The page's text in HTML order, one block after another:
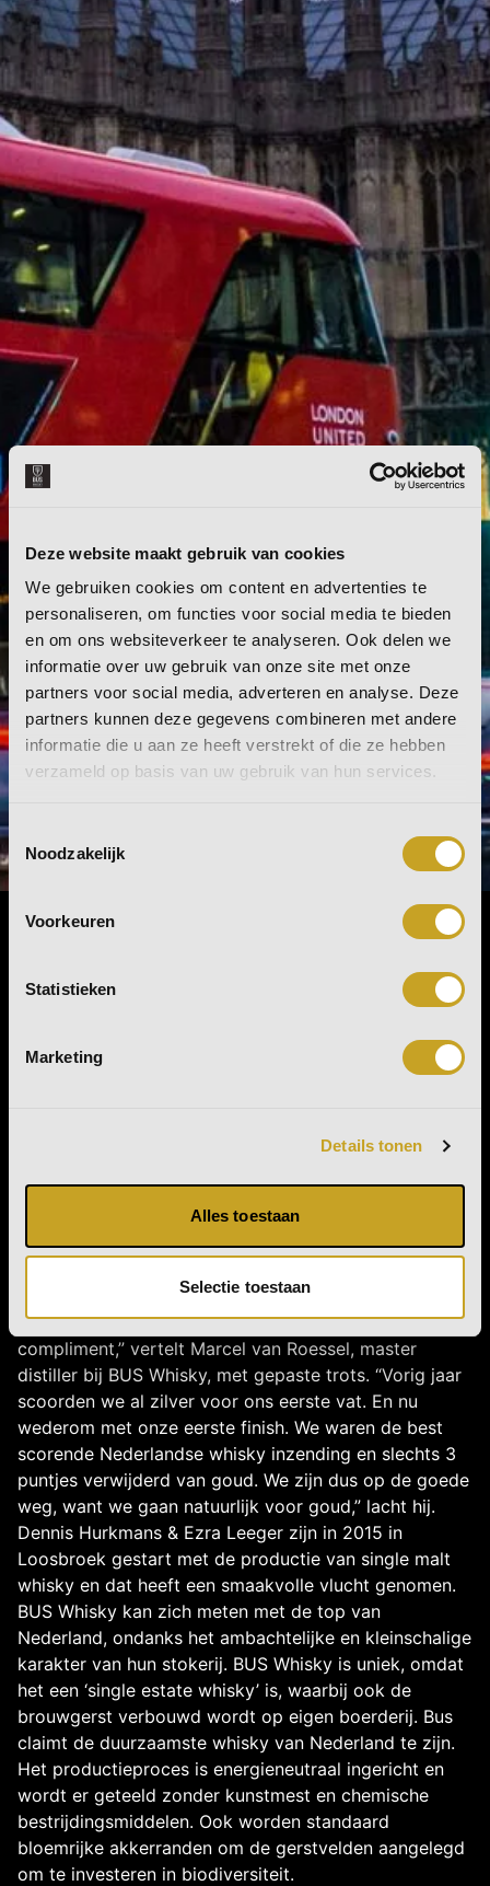
Deze website maakt gebruik van cookies
We gebruiken cookies om content en advertenties te
personaliseren, om functies voor social media te bieden
en om ons websiteverkeer te analyseren. Ook delen we
informatie over uw gebruik van onze site met onze
partners voor social media, adverteren en analyse. Deze
partners kunnen deze gegevens combineren met andere
informatie die u aan ze heeft verstrekt of die ze hebben
verzameld op basis van uw gebruik van hun services.
Toestemmingsselectie
Noodzakelijk
Voorkeuren
Statistieken
Marketing
Details tonen
Alles toestaan
Selectie toestaan
Zilver in Londen
London Spirits Competition.
Ook de nieuwste whiskyvariant uit de stal van BUS
Whisky – de PX Octave finish- blijkt internationaal
gingen de Brabantse whiskystokers in Londen met een
zilveren medaille naar huis. “Het is een geweldig
compliment,” vertelt Marcel van Roessel, master
distiller bij BUS Whisky, met gepaste trots. “Vorig jaar
scoorden we al zilver voor ons eerste vat. En nu
wederom met onze eerste finish. We waren de best
scorende Nederlandse whisky inzending en slechts 3
puntjes verwijderd van goud. We zijn dus op de goede
weg, want we gaan natuurlijk voor goud,” lacht hij.
Dennis Hurkmans & Ezra Leeger zijn in 2015 in
Loosbroek gestart met de productie van single malt
whisky en dat heeft een smaakvolle vlucht genomen.
BUS Whisky kan zich meten met de top van
Nederland, ondanks het ambachtelijke en kleinschalige
karakter van hun stokerij. BUS Whisky is uniek, omdat
het een ‘single estate whisky’ is, waarbij ook de
brouwgerst verbouwd wordt op eigen boerderij. Bus
claimt de duurzaamste whisky van Nederland te zijn.
Het productieproces is energieneutraal ingericht en
wordt er geteeld zonder kunstmest en chemische
bestrijdingsmiddelen. Ook worden standaard
bloemrijke akkerranden om de gerstvelden aangelegd
om te investeren in biodiversiteit.